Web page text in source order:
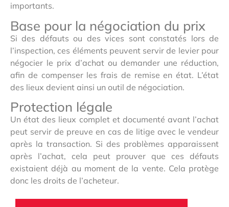
importants.
Base pour la négociation du prix
Si des défauts ou des vices sont constatés lors de
l’inspection, ces éléments peuvent servir de levier pour
négocier le prix d’achat ou demander une réduction,
afin de compenser les frais de remise en état. L’état
des lieux devient ainsi un outil de négociation.
Protection légale
Un état des lieux complet et documenté avant l’achat
peut servir de preuve en cas de litige avec le vendeur
après la transaction. Si des problèmes apparaissent
après l’achat, cela peut prouver que ces défauts
existaient déjà au moment de la vente. Cela protège
donc les droits de l’acheteur.